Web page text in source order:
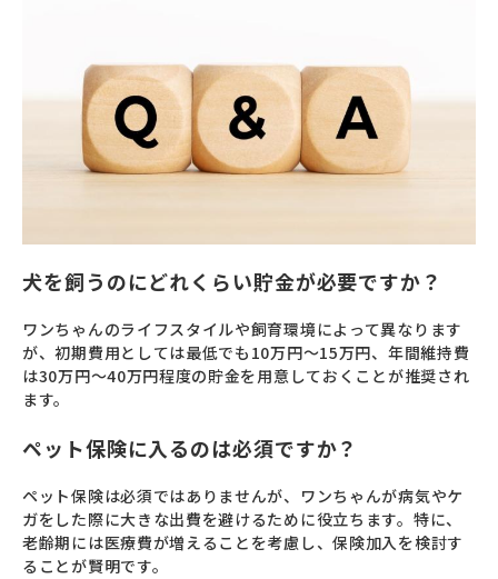
犬を飼うのにどれくらい貯金が必要ですか？
ワンちゃんのライフスタイルや飼育環境によって異なります
が、初期費用としては最低でも10万円～15万円、年間維持費
は30万円～40万円程度の貯金を用意しておくことが推奨され
ます。
ペット保険に入るのは必須ですか？
ペット保険は必須ではありませんが、ワンちゃんが病気やケ
ガをした際に大きな出費を避けるために役立ちます。特に、
老齢期には医療費が増えることを考慮し、保険加入を検討す
ることが賢明です。